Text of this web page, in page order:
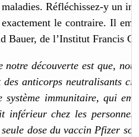
Réfléchissez-y un
le contraire. Il
Bauer, de l’Institut Francis
notre découverte est que,
des anticorps neutralisants
système immunitaire, qui
inférieur chez les
dose du vaccin Pfizer